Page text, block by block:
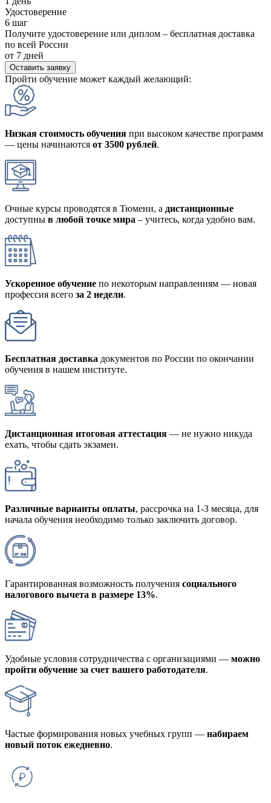
Удостоверение
6 шаг
Получите удостоверение или диплом – бесплатная доставка
по всей России
от 7 дней
Оставить заявку
Пройти обучение может каждый желающий:
Низкая стоимость обучения при высоком качестве программ
— цены начинаются от 3500 рублей.
Очные курсы проводятся в Тюмени, а дистанционные
доступны в любой точке мира – учитесь, когда удобно вам.
Ускоренное обучение по некоторым направлениям — новая
профессия всего за 2 недели.
Бесплатная доставка документов по России по окончании
обучения в нашем институте.
Дистанционная итоговая аттестация — не нужно никуда
ехать, чтобы сдать экзамен.
Различные варианты оплаты, рассрочка на 1-3 месяца, для
начала обучения необходимо только заключить договор.
Гарантированная возможность получения социального
налогового вычета в размере 13%.
Удобные условия сотрудничества с организациями — можно
пройти обучение за счет вашего работодателя.
Частые формирования новых учебных групп — набираем
новый поток ежедневно.